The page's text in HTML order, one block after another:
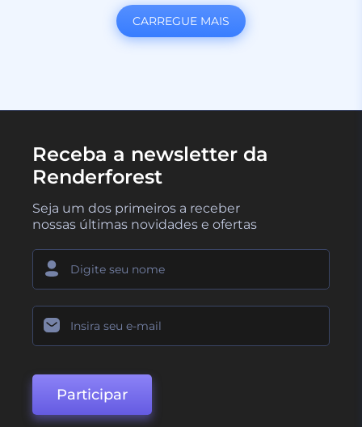
CARREGUE MAIS
Receba a newsletter da
Renderforest
Seja um dos primeiros a receber
nossas últimas novidades e ofertas
Participar